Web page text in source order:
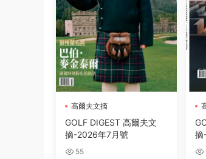
高爾夫文摘
GOLF DIGEST 高爾夫文
摘-2026年7月號
55
摘